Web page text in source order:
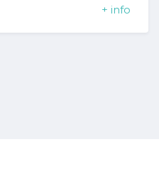
+ info